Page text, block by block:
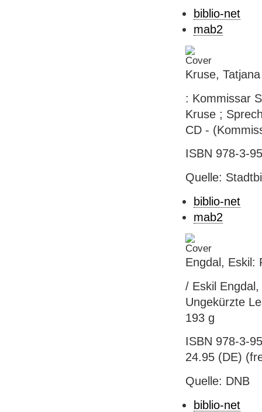
biblio-net
mab2
Kruse,
: Kommissar
Kruse ;
CD -
ISBN 978-3-
Quelle:
biblio-net
mab2
Engdal, Eskil:
/ Eskil
Ungekürzte
193 g
ISBN 978-3-
24.95 (DE)
Quelle: DNB
biblio-net